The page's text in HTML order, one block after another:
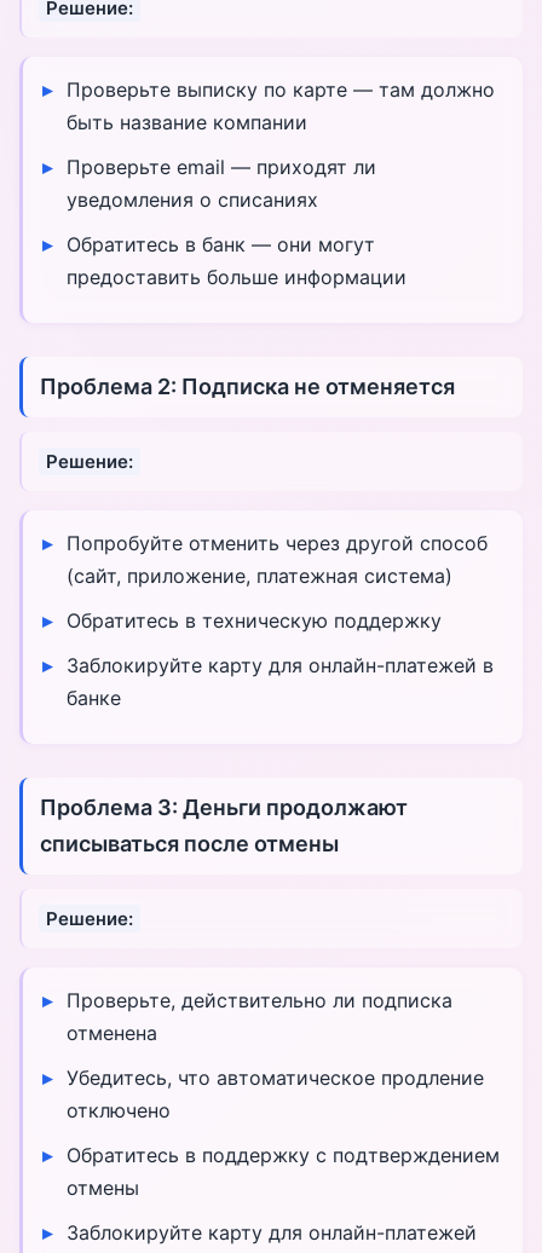
Решение:
Проверьте выписку по карте — там должно
быть название компании
Проверьте email — приходят ли
уведомления о списаниях
Обратитесь в банк — они могут
предоставить больше информации
Проблема 2: Подписка не отменяется
Решение:
Попробуйте отменить через другой способ
(сайт, приложение, платежная система)
Обратитесь в техническую поддержку
Заблокируйте карту для онлайн-платежей в
банке
Проблема 3: Деньги продолжают
списываться после отмены
Решение:
Проверьте, действительно ли подписка
отменена
Убедитесь, что автоматическое продление
отключено
Обратитесь в поддержку с подтверждением
отмены
Заблокируйте карту для онлайн-платежей